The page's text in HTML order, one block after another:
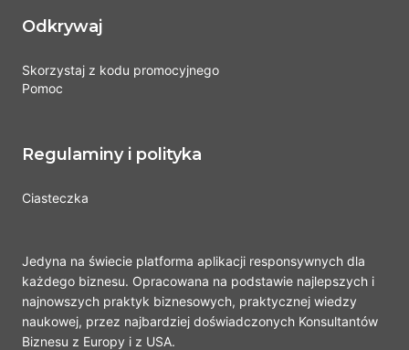
Odkrywaj
Skorzystaj z kodu promocyjnego
Pomoc
Regulaminy i polityka
Ciasteczka
Jedyna na świecie platforma aplikacji responsywnych dla
każdego biznesu. Opracowana na podstawie najlepszych i
najnowszych praktyk biznesowych, praktycznej wiedzy
naukowej, przez najbardziej doświadczonych Konsultantów
Biznesu z Europy i z USA.